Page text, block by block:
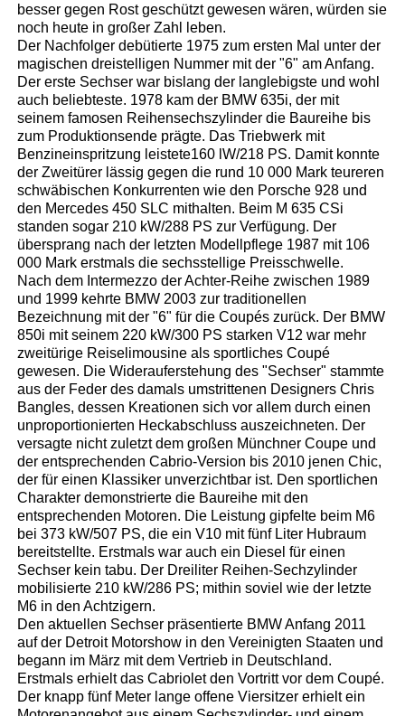
besser gegen Rost geschützt gewesen wären, würden sie
noch heute in großer Zahl leben.
Der Nachfolger debütierte 1975 zum ersten Mal unter der
magischen dreistelligen Nummer mit der "6" am Anfang.
Der erste Sechser war bislang der langlebigste und wohl
auch beliebteste. 1978 kam der BMW 635i, der mit
seinem famosen Reihensechszylinder die Baureihe bis
zum Produktionsende prägte. Das Triebwerk mit
Benzineinspritzung leistete160 lW/218 PS. Damit konnte
der Zweitürer lässig gegen die rund 10 000 Mark teureren
schwäbischen Konkurrenten wie den Porsche 928 und
den Mercedes 450 SLC mithalten. Beim M 635 CSi
standen sogar 210 kW/288 PS zur Verfügung. Der
übersprang nach der letzten Modellpflege 1987 mit 106
000 Mark erstmals die sechsstellige Preisschwelle.
Nach dem Intermezzo der Achter-Reihe zwischen 1989
und 1999 kehrte BMW 2003 zur traditionellen
Bezeichnung mit der "6" für die Coupés zurück. Der BMW
850i mit seinem 220 kW/300 PS starken V12 war mehr
zweitürige Reiselimousine als sportliches Coupé
gewesen. Die Widerauferstehung des "Sechser" stammte
aus der Feder des damals umstrittenen Designers Chris
Bangles, dessen Kreationen sich vor allem durch einen
unproportionierten Heckabschluss auszeichneten. Der
versagte nicht zuletzt dem großen Münchner Coupe und
der entsprechenden Cabrio-Version bis 2010 jenen Chic,
der für einen Klassiker unverzichtbar ist. Den sportlichen
Charakter demonstrierte die Baureihe mit den
entsprechenden Motoren. Die Leistung gipfelte beim M6
bei 373 kW/507 PS, die ein V10 mit fünf Liter Hubraum
bereitstellte. Erstmals war auch ein Diesel für einen
Sechser kein tabu. Der Dreiliter Reihen-Sechzylinder
mobilisierte 210 kW/286 PS; mithin soviel wie der letzte
M6 in den Achtzigern.
Den aktuellen Sechser präsentierte BMW Anfang 2011
auf der Detroit Motorshow in den Vereinigten Staaten und
begann im März mit dem Vertrieb in Deutschland.
Erstmals erhielt das Cabriolet den Vortritt vor dem Coupé.
Der knapp fünf Meter lange offene Viersitzer erhielt ein